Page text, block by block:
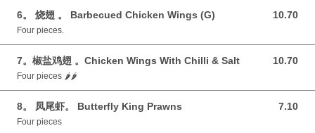
6。 烧翅 。 Barbecued Chicken Wings (G) 10.70
10.70 GBP
Four‎ pieces.
7。椒盐鸡翅 。Chicken Wings With Chilli & Salt 10.70
10.70 GBP
Four pieces 🌶️🌶️
8。 凤尾虾。 Butterfly King Prawns 7.10
7.10 GBP
Four pieces